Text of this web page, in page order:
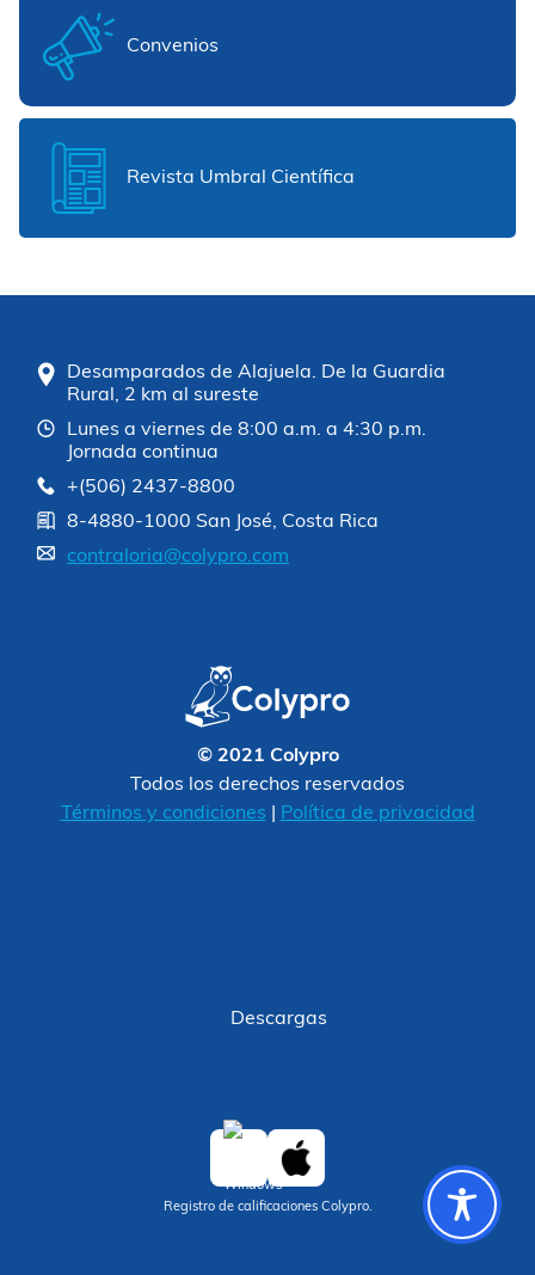
Convenios
Revista Umbral Científica
Desamparados de Alajuela. De la Guardia
Rural, 2 km al sureste
Lunes a viernes de 8:00 a.m. a 4:30 p.m.
Jornada continua
+(506) 2437-8800
8-4880-1000 San José, Costa Rica
contraloria@colypro.com
© 2021 Colypro
Todos los derechos reservados
Términos y condiciones
Política de privacidad
Descargas
Registro de calificaciones Colypro.